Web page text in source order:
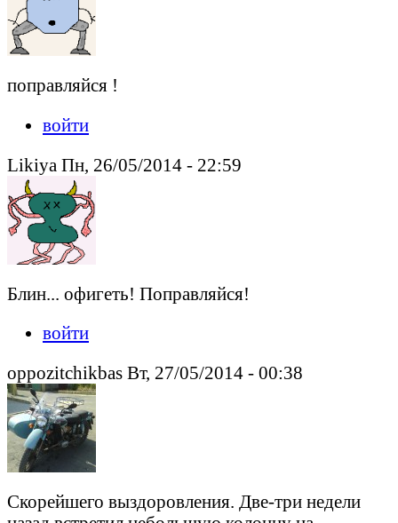
поправляйся !
войти
Likiya Пн, 26/05/2014 - 22:59
Блин... офигеть! Поправляйся!
войти
oppozitchikbas Вт, 27/05/2014 - 00:38
Скорейшего выздоровления. Две-три недели